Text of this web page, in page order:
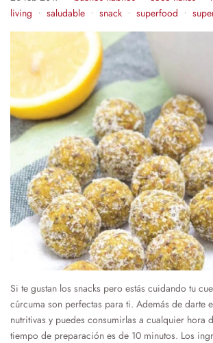
living
• saludable • snack • superfood •
Si te gustan los snacks pero estás cuidando tu
cúrcuma son perfectas para ti. Además de darte
nutritivas y puedes consumirlas a cualquier hora
tiempo de preparación es de 10 minutos. Los